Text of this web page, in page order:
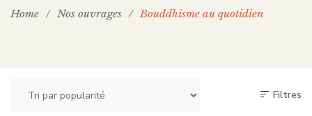
Home / Nos ouvrages / Bouddhisme au quotidien
Filtres